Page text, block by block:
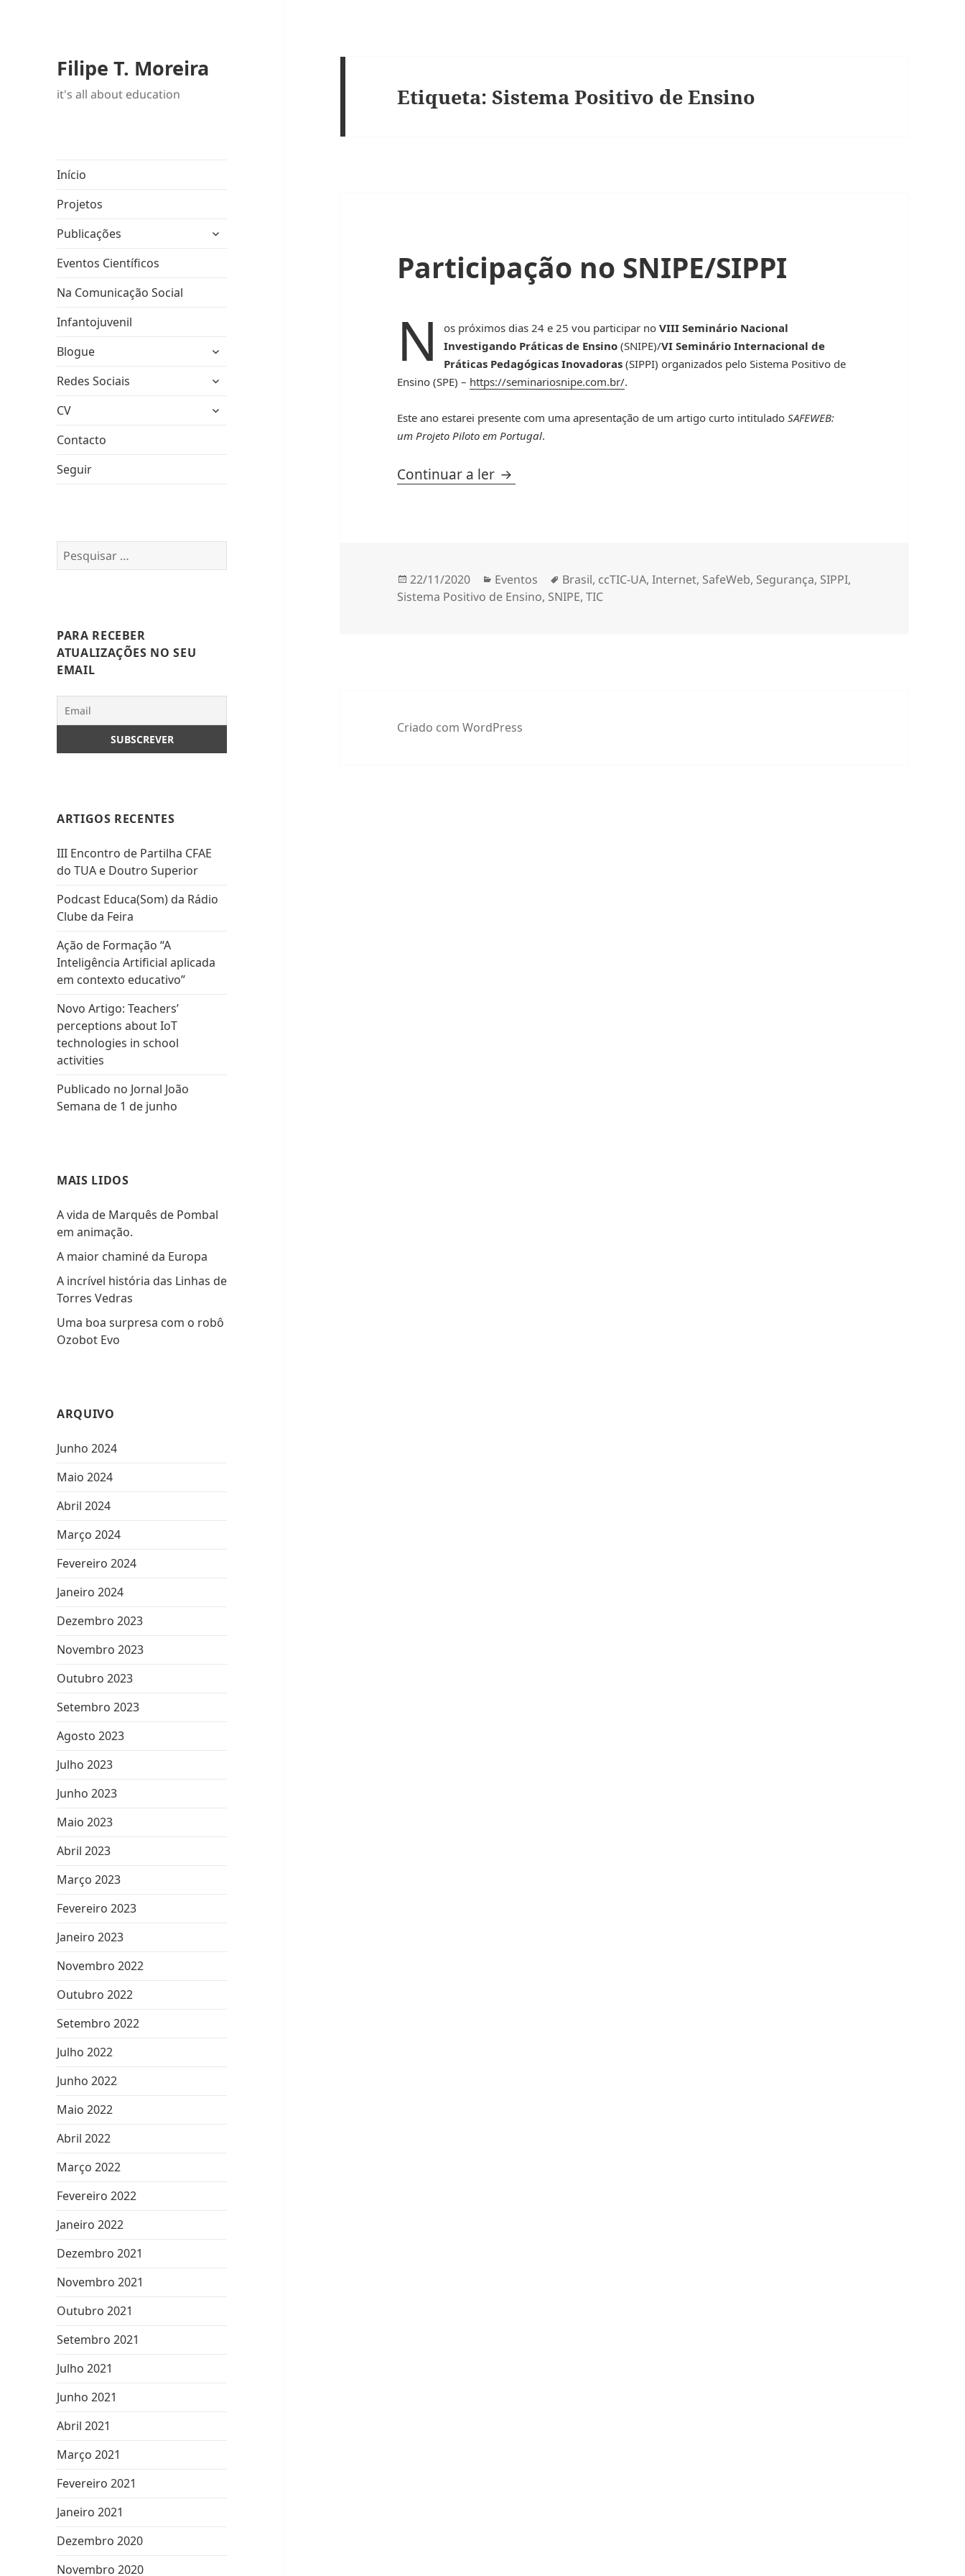
Filipe T. Moreira
it's all about education
Início
Projetos
Publicações
expandir
Eventos Científicos
Na Comunicação Social
Infantojuvenil
Blogue
expandir
Redes Sociais
expandir
CV
expandir
Contacto
Seguir
Pesquisar
por:
PARA RECEBER
ATUALIZAÇÕES NO SEU
EMAIL
ARTIGOS RECENTES
III Encontro de Partilha CFAE
do TUA e Doutro Superior
Podcast Educa(Som) da Rádio
Clube da Feira
Ação de Formação “A
Inteligência Artificial aplicada
em contexto educativo”
Novo Artigo: Teachers’
perceptions about IoT
technologies in school
activities
Publicado no Jornal João
Semana de 1 de junho
MAIS LIDOS
A vida de Marquês de Pombal
em animação.
A maior chaminé da Europa
A incrível história das Linhas de
Torres Vedras
Uma boa surpresa com o robô
Ozobot Evo
ARQUIVO
Junho 2024
Maio 2024
Abril 2024
Março 2024
Fevereiro 2024
Janeiro 2024
Dezembro 2023
Novembro 2023
Outubro 2023
Setembro 2023
Agosto 2023
Julho 2023
Junho 2023
Maio 2023
Abril 2023
Março 2023
Fevereiro 2023
Janeiro 2023
Novembro 2022
Outubro 2022
Setembro 2022
Julho 2022
Junho 2022
Maio 2022
Abril 2022
Março 2022
Fevereiro 2022
Janeiro 2022
Dezembro 2021
Novembro 2021
Outubro 2021
Setembro 2021
Julho 2021
Junho 2021
Abril 2021
Março 2021
Fevereiro 2021
Janeiro 2021
Dezembro 2020
Novembro 2020
Etiqueta:Sistema Positivo de Ensino
Participação no SNIPE/SIPPI
N os próximos dias 24 e 25 vou participar no VIII Seminário Nacional
Investigando Práticas de Ensino(SNIPE)/VI Seminário Internacional de
Práticas Pedagógicas Inovadoras(SIPPI) organizados pelo Sistema Positivo de
Ensino (SPE) – https://seminariosnipe.com.br/.
Este ano estarei presente com uma apresentação de um artigo curto intituladoSAFEWEB:
um Projeto Piloto em Portugal.
Continuar a ler Participação no SNIPE/SIPPI
Publicado
a
22/11/2020 Categorias
Eventos Etiquetas
Brasil, ccTIC-UA,Internet, SafeWeb, Segurança, SIPPI,
Sistema Positivo de Ensino, SNIPE,TIC
Criado com WordPress